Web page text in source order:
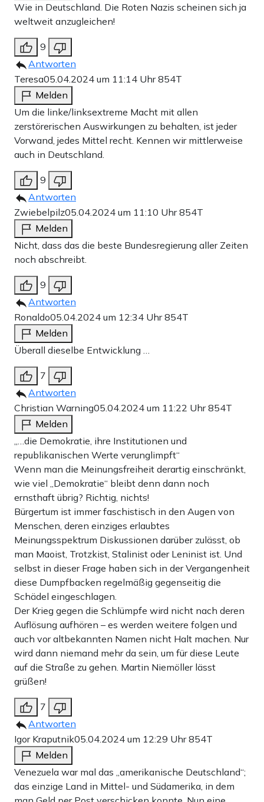
Wie in Deutschland. Die Roten Nazis scheinen sich ja
weltweit anzugleichen!
9
Antworten
Teresa05.04.2024 um 11:14 Uhr854T
Melden
Um die linke/linksextreme Macht mit allen
zerstörerischen Auswirkungen zu behalten, ist jeder
Vorwand, jedes Mittel recht. Kennen wir mittlerweise
auch in Deutschland.
9
Antworten
Zwiebelpilz05.04.2024 um 11:10 Uhr854T
Melden
Nicht, dass das die beste Bundesregierung aller Zeiten
noch abschreibt.
9
Antworten
Ronaldo05.04.2024 um 12:34 Uhr854T
Melden
Überall dieselbe Entwicklung …
7
Antworten
Christian Warning05.04.2024 um 11:22 Uhr854T
Melden
„…die Demokratie, ihre Institutionen und
republikanischen Werte verunglimpft“
Wenn man die Meinungsfreiheit derartig einschränkt,
wie viel „Demokratie“ bleibt denn dann noch
ernsthaft übrig? Richtig, nichts!
Bürgertum ist immer faschistisch in den Augen von
Menschen, deren einziges erlaubtes
Meinungsspektrum Diskussionen darüber zulässt, ob
man Maoist, Trotzkist, Stalinist oder Leninist ist. Und
selbst in dieser Frage haben sich in der Vergangenheit
diese Dumpfbacken regelmäßig gegenseitig die
Schädel eingeschlagen.
Der Krieg gegen die Schlümpfe wird nicht nach deren
Auflösung aufhören – es werden weitere folgen und
auch vor altbekannten Namen nicht Halt machen. Nur
wird dann niemand mehr da sein, um für diese Leute
auf die Straße zu gehen. Martin Niemöller lässt
grüßen!
7
Antworten
Igor Kraputnik05.04.2024 um 12:29 Uhr854T
Melden
Venezuela war mal das „amerikanische Deutschland“;
das einzige Land in Mittel- und Südamerika, in dem